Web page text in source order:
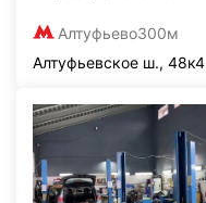
Алтуфьево300м
Алтуфьевское ш., 48к4